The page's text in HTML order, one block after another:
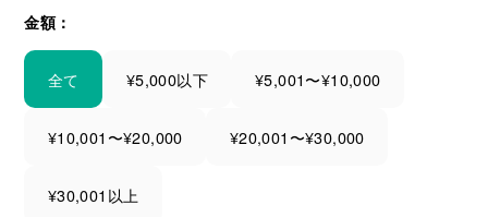
金額：
全て ¥5,000以下 ¥5,001〜¥10,000
¥10,001〜¥20,000 ¥20,001〜¥30,000
¥30,001以上